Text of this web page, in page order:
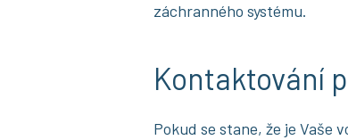
záchranného systému.
Kontaktování
Pokud se stane, že je Vaše